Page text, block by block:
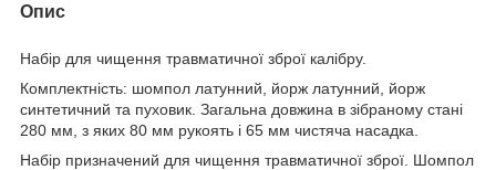
Опис
Набір для чищення травматичної зброї калібру.
Комплектність: шомпол латунний, йорж латунний, йорж
синтетичний та пуховик. Загальна довжина в зібраному стані
280 мм, з яких 80 мм рукоять і 65 мм чистяча насадка.
Набір призначений для чищення травматичної зброї. Шомпол